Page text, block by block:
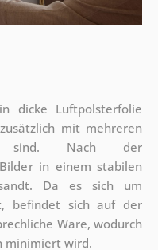
dicke Luftpolsterfolie
mit mehreren
sind. Nach der
in einem stabilen
Da es sich um
befindet sich auf der
Ware, wodurch
minimiert wird.